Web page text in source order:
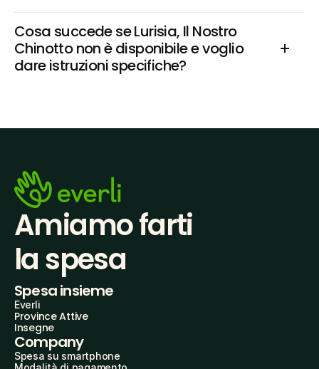
Cosa succede se Lurisia, Il Nostro
Chinotto non è disponibile e voglio
dare istruzioni specifiche?
Amiamo farti
la spesa
Spesa insieme
Everli
Province Attive
Insegne
Company
Spesa su smartphone